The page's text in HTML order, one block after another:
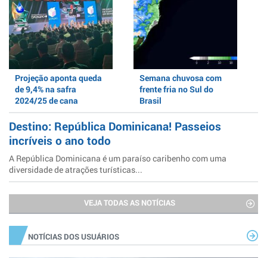
Projeção aponta queda
de 9,4% na safra
2024/25 de cana
Semana chuvosa com
frente fria no Sul do
Brasil
Destino: República Dominicana! Passeios
incríveis o ano todo
A República Dominicana é um paraíso caribenho com uma
diversidade de atrações turísticas...
VEJA TODAS AS NOTÍCIAS
NOTÍCIAS DOS USUÁRIOS